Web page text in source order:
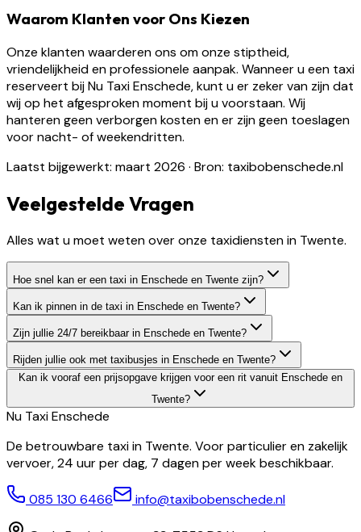
Waarom Klanten voor Ons Kiezen
Onze klanten waarderen ons om onze stiptheid,
vriendelijkheid en professionele aanpak. Wanneer u een taxi
reserveert bij Nu Taxi Enschede, kunt u er zeker van zijn dat
wij op het afgesproken moment bij u voorstaan. Wij
hanteren geen verborgen kosten en er zijn geen toeslagen
voor nacht- of weekendritten.
Laatst bijgewerkt: maart 2026 · Bron: taxibobenschede.nl
Veelgestelde Vragen
Alles wat u moet weten over onze taxidiensten in Twente.
Hoe snel kan er een taxi in Enschede en Twente zijn?
Kan ik pinnen in de taxi in Enschede en Twente?
Zijn jullie 24/7 bereikbaar in Enschede en Twente?
Rijden jullie ook met taxibusjes in Enschede en Twente?
Kan ik vooraf een prijsopgave krijgen voor een rit vanuit Enschede en
Twente?
Nu TaxiEnschede
De betrouwbare taxi in Twente. Voor particulier en zakelijk
vervoer, 24 uur per dag, 7 dagen per week beschikbaar.
085 130 6466 info@taxibobenschede.nl